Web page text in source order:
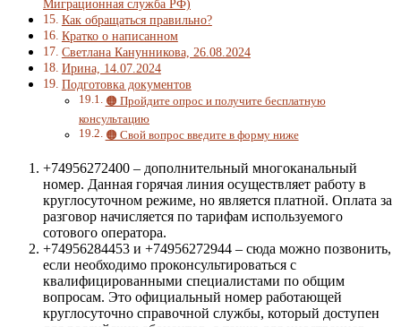
Миграционная служба РФ)
Как обращаться правильно?
Кратко о написанном
Светлана Канунникова, 26.08.2024
Ирина, 14.07.2024
Подготовка документов
🟠 Пройдите опрос и получите бесплатную
консультацию
🟠 Свой вопрос введите в форму ниже
+74956272400 – дополнительный многоканальный
номер. Данная горячая линия осуществляет работу в
круглосуточном режиме, но является платной. Оплата за
разговор начисляется по тарифам используемого
сотового оператора.
+74956284453 и +74956272944 – сюда можно позвонить,
если необходимо проконсультироваться с
квалифицированными специалистами по общим
вопросам. Это официальный номер работающей
круглосуточно справочной службы, который доступен